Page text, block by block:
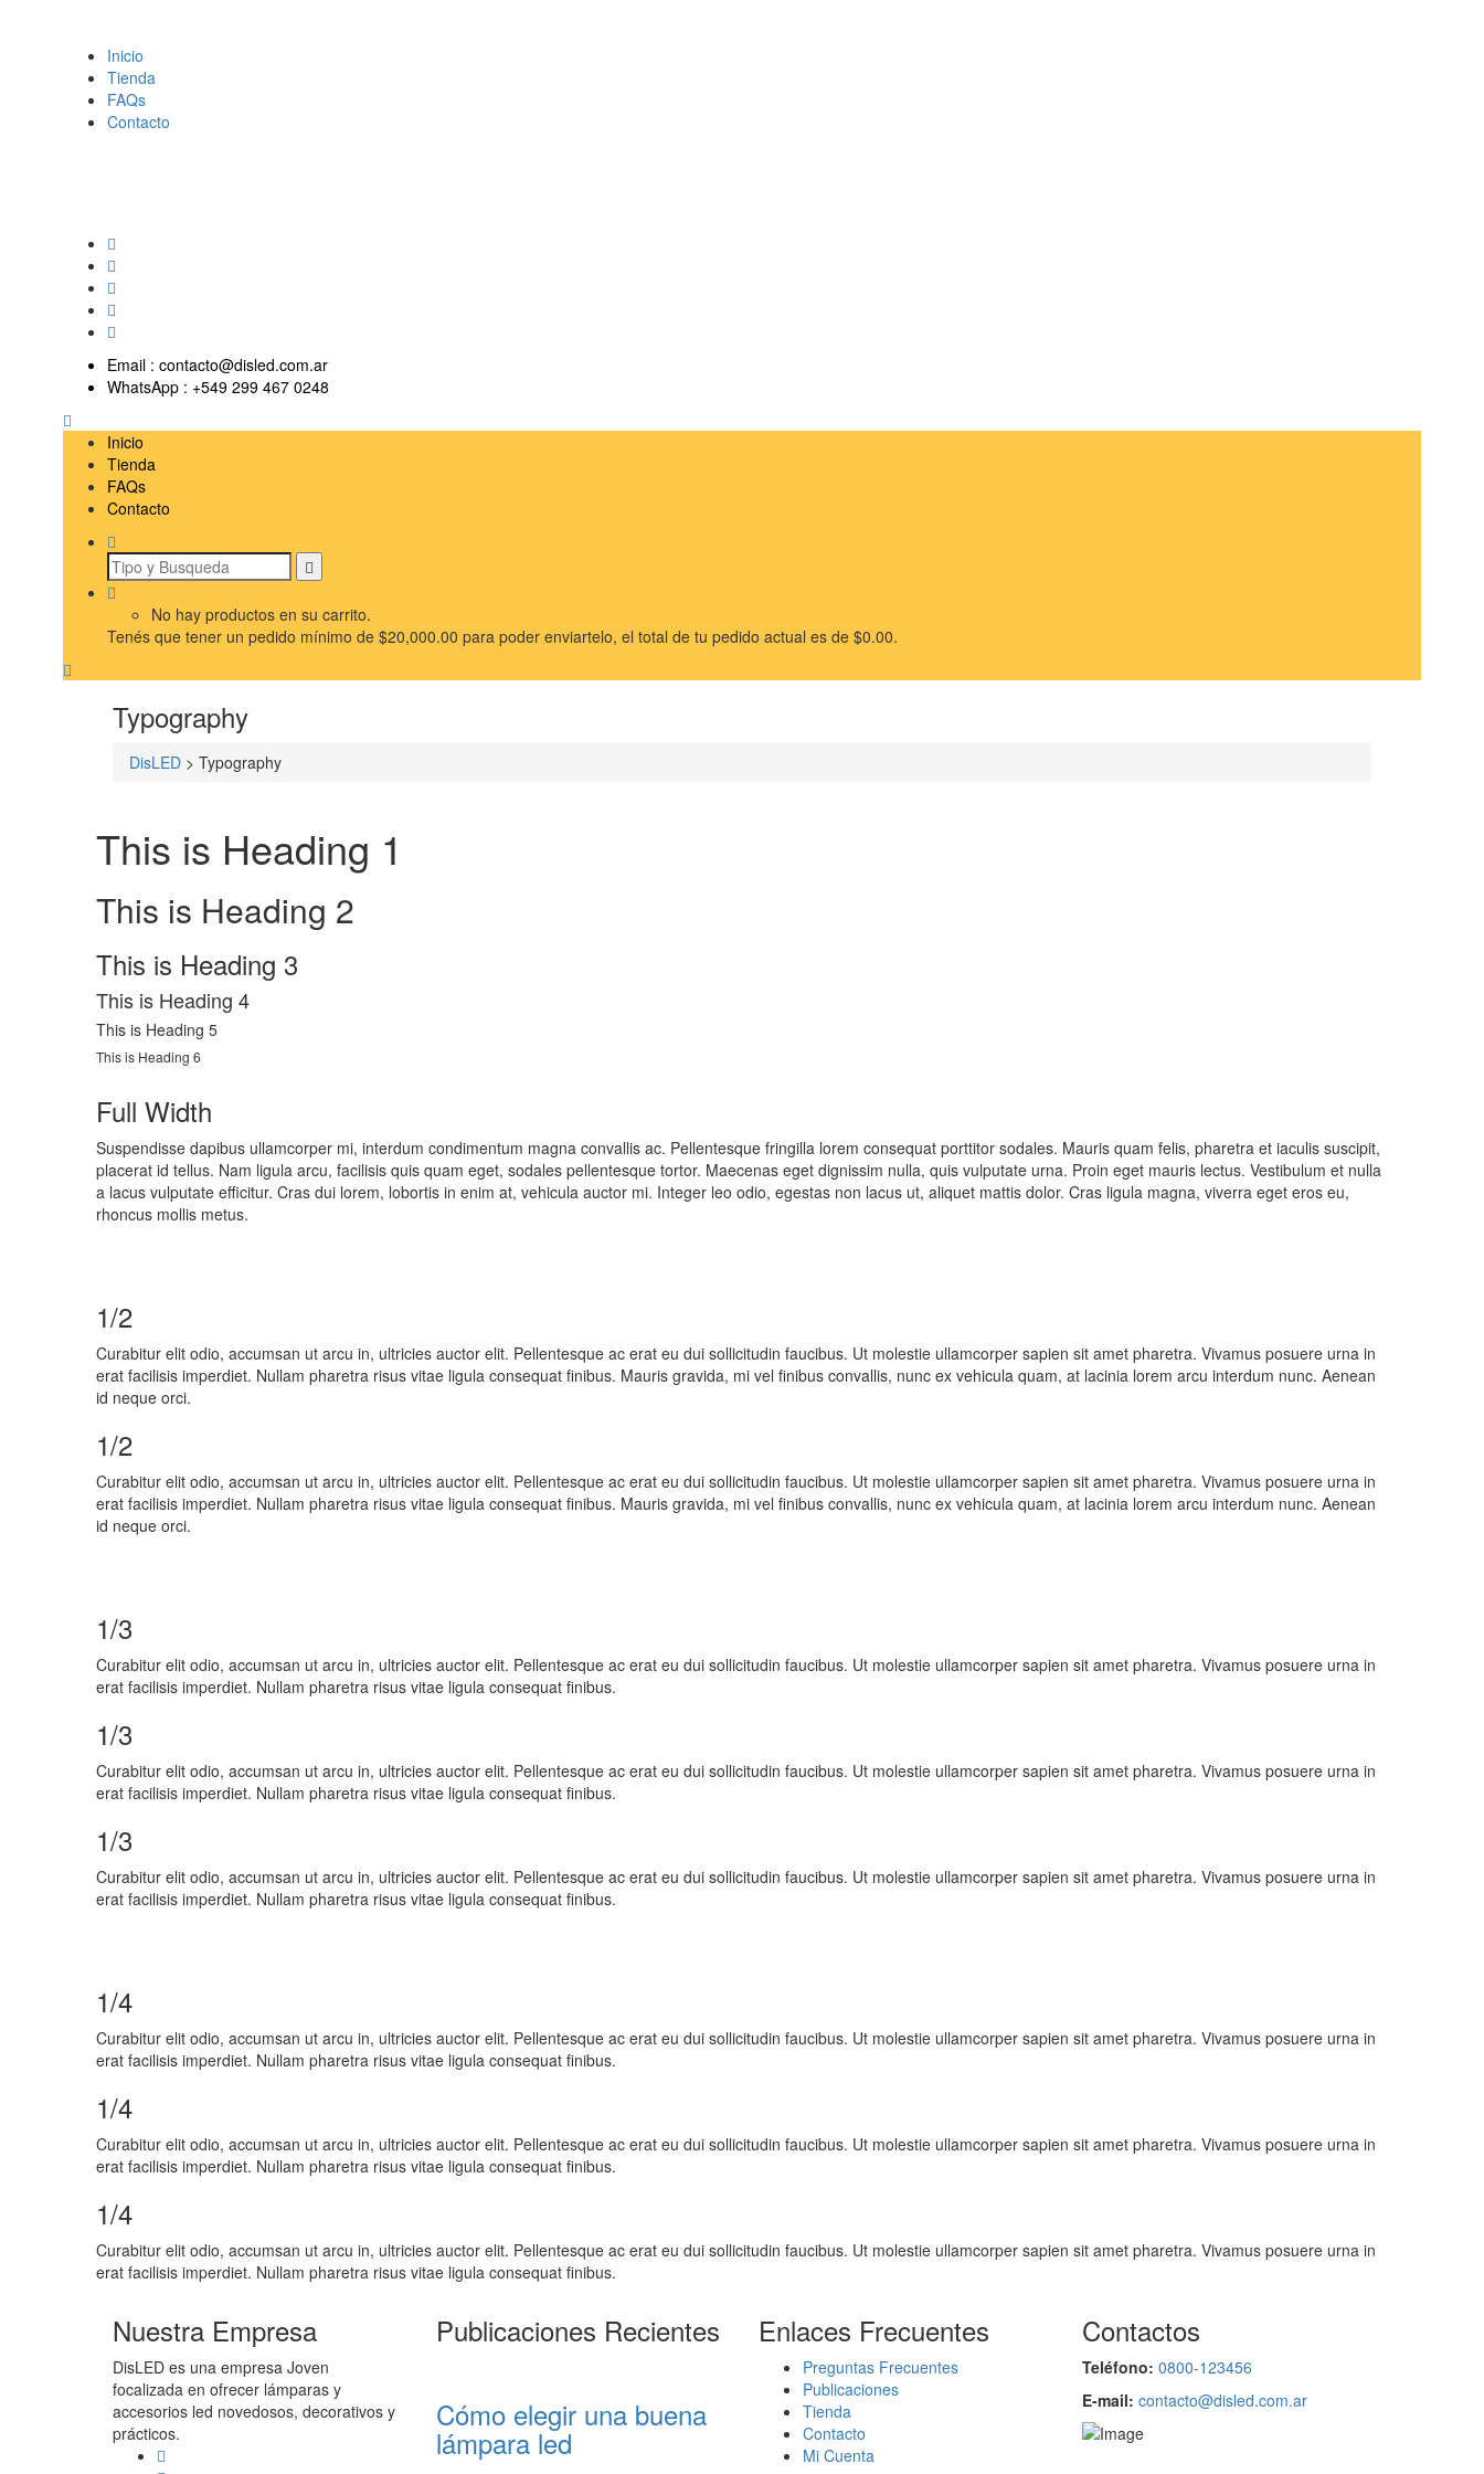
Inicio
Tienda
FAQs
Contacto
Email : contacto@disled.com.ar
WhatsApp : +549 299 467 0248
Inicio
Tienda
FAQs
Contacto
No hay productos en su carrito.
Tenés que tener un pedido mínimo de $20,000.00 para poder enviartelo, el total de tu pedido actual es de $0.00.
Typography
DisLED > Typography
This is Heading 1
This is Heading 2
This is Heading 3
This is Heading 4
This is Heading 5
This is Heading 6
Full Width
Suspendisse dapibus ullamcorper mi, interdum condimentum magna convallis ac. Pellentesque fringilla lorem consequat porttitor sodales. Mauris quam felis, pharetra et iaculis suscipit,
placerat id tellus. Nam ligula arcu, facilisis quis quam eget, sodales pellentesque tortor. Maecenas eget dignissim nulla, quis vulputate urna. Proin eget mauris lectus. Vestibulum et nulla
a lacus vulputate efficitur. Cras dui lorem, lobortis in enim at, vehicula auctor mi. Integer leo odio, egestas non lacus ut, aliquet mattis dolor. Cras ligula magna, viverra eget eros eu,
rhoncus mollis metus.
1/2
Curabitur elit odio, accumsan ut arcu in, ultricies auctor elit. Pellentesque ac erat eu dui sollicitudin faucibus. Ut molestie ullamcorper sapien sit amet pharetra. Vivamus posuere urna in
erat facilisis imperdiet. Nullam pharetra risus vitae ligula consequat finibus. Mauris gravida, mi vel finibus convallis, nunc ex vehicula quam, at lacinia lorem arcu interdum nunc. Aenean
id neque orci.
1/2
Curabitur elit odio, accumsan ut arcu in, ultricies auctor elit. Pellentesque ac erat eu dui sollicitudin faucibus. Ut molestie ullamcorper sapien sit amet pharetra. Vivamus posuere urna in
erat facilisis imperdiet. Nullam pharetra risus vitae ligula consequat finibus. Mauris gravida, mi vel finibus convallis, nunc ex vehicula quam, at lacinia lorem arcu interdum nunc. Aenean
id neque orci.
1/3
Curabitur elit odio, accumsan ut arcu in, ultricies auctor elit. Pellentesque ac erat eu dui sollicitudin faucibus. Ut molestie ullamcorper sapien sit amet pharetra. Vivamus posuere urna in
erat facilisis imperdiet. Nullam pharetra risus vitae ligula consequat finibus.
1/3
Curabitur elit odio, accumsan ut arcu in, ultricies auctor elit. Pellentesque ac erat eu dui sollicitudin faucibus. Ut molestie ullamcorper sapien sit amet pharetra. Vivamus posuere urna in
erat facilisis imperdiet. Nullam pharetra risus vitae ligula consequat finibus.
1/3
Curabitur elit odio, accumsan ut arcu in, ultricies auctor elit. Pellentesque ac erat eu dui sollicitudin faucibus. Ut molestie ullamcorper sapien sit amet pharetra. Vivamus posuere urna in
erat facilisis imperdiet. Nullam pharetra risus vitae ligula consequat finibus.
1/4
Curabitur elit odio, accumsan ut arcu in, ultricies auctor elit. Pellentesque ac erat eu dui sollicitudin faucibus. Ut molestie ullamcorper sapien sit amet pharetra. Vivamus posuere urna in
erat facilisis imperdiet. Nullam pharetra risus vitae ligula consequat finibus.
1/4
Curabitur elit odio, accumsan ut arcu in, ultricies auctor elit. Pellentesque ac erat eu dui sollicitudin faucibus. Ut molestie ullamcorper sapien sit amet pharetra. Vivamus posuere urna in
erat facilisis imperdiet. Nullam pharetra risus vitae ligula consequat finibus.
1/4
Curabitur elit odio, accumsan ut arcu in, ultricies auctor elit. Pellentesque ac erat eu dui sollicitudin faucibus. Ut molestie ullamcorper sapien sit amet pharetra. Vivamus posuere urna in
erat facilisis imperdiet. Nullam pharetra risus vitae ligula consequat finibus.
Nuestra Empresa
DisLED es una empresa Joven
focalizada en ofrecer lámparas y
accesorios led novedosos, decorativos y
prácticos.
Publicaciones Recientes
Cómo elegir una buena
lámpara led
Enlaces Frecuentes
Preguntas Frecuentes
Publicaciones
Tienda
Contacto
Mi Cuenta
Contactos
Teléfono: 0800-123456
E-mail: contacto@disled.com.ar